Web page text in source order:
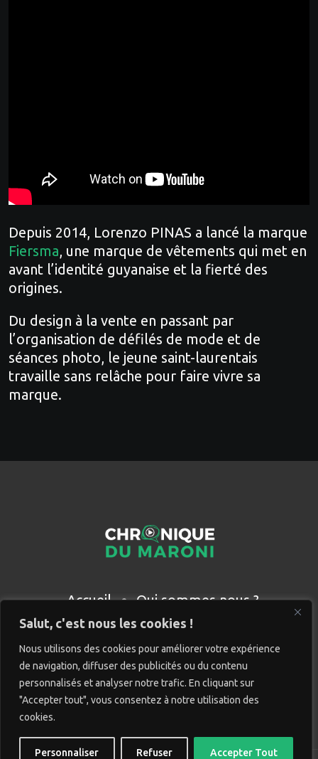
Salut, c'est nous les cookies !
Nous utilisons des cookies pour améliorer votre expérience
de navigation, diffuser des publicités ou du contenu
personnalisés et analyser notre trafic. En cliquant sur
"Accepter tout", vous consentez à notre utilisation des
cookies.
Personnaliser Refuser Accepter Tout
Depuis 2014, Lorenzo PINAS a lancé la marque
Fiersma, une marque de vêtements qui met en
avant l’identité guyanaise et la fierté des
origines.
Du design à la vente en passant par
l’organisation de défilés de mode et de
séances photo, le jeune saint-laurentais
travaille sans relâche pour faire vivre sa
marque.
Accueil
Qui sommes nous ?
Partenaires
Contact